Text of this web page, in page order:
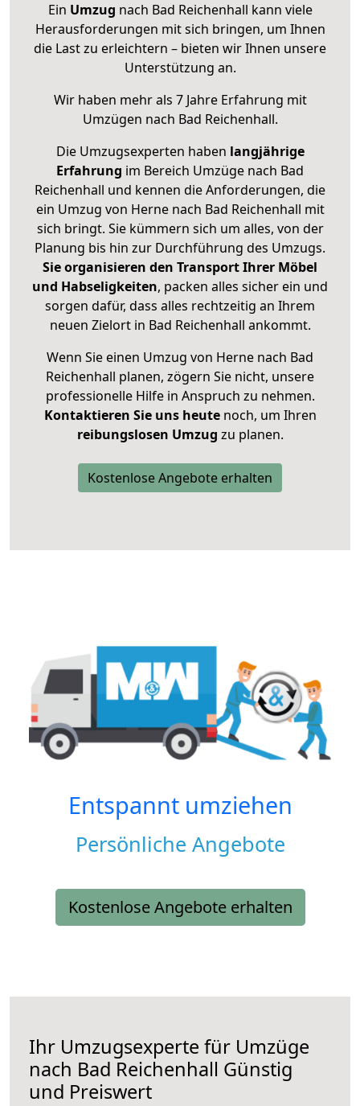
Ein Umzug nach Bad Reichenhall kann viele
Herausforderungen mit sich bringen, um Ihnen
die Last zu erleichtern – bieten wir Ihnen unsere
Unterstützung an.
Wir haben mehr als 7 Jahre Erfahrung mit
Umzügen nach Bad Reichenhall.
Die Umzugsexperten haben langjährige
Erfahrung im Bereich Umzüge nach Bad
Reichenhall und kennen die Anforderungen, die
ein Umzug von Herne nach Bad Reichenhall mit
sich bringt. Sie kümmern sich um alles, von der
Planung bis hin zur Durchführung des Umzugs.
Sie organisieren den Transport Ihrer Möbel
und Habseligkeiten, packen alles sicher ein und
sorgen dafür, dass alles rechtzeitig an Ihrem
neuen Zielort in Bad Reichenhall ankommt.
Wenn Sie einen Umzug von Herne nach Bad
Reichenhall planen, zögern Sie nicht, unsere
professionelle Hilfe in Anspruch zu nehmen.
Kontaktieren Sie uns heutenoch, um Ihren
reibungslosen Umzug zu planen.
Kostenlose Angebote erhalten
Entspannt umziehen
Persönliche Angebote
Kostenlose Angebote erhalten
Ihr Umzugsexperte für Umzüge
nach Bad Reichenhall Günstig
und Preiswert